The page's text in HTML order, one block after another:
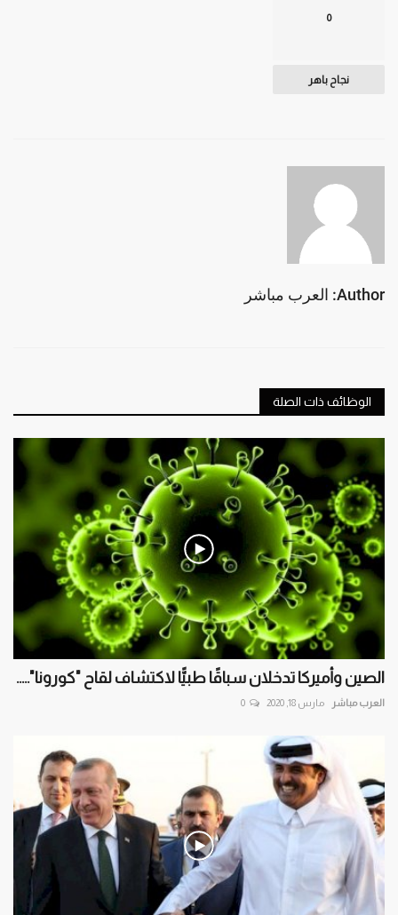
0
نجاح باهر
Author: العرب مباشر
الوظائف ذات الصلة
الصين وأميركا تدخلان سباقًا طبيًّا لاكتشاف لقاح "كورونا".....
العرب مباشر مارس 18, 2020 0